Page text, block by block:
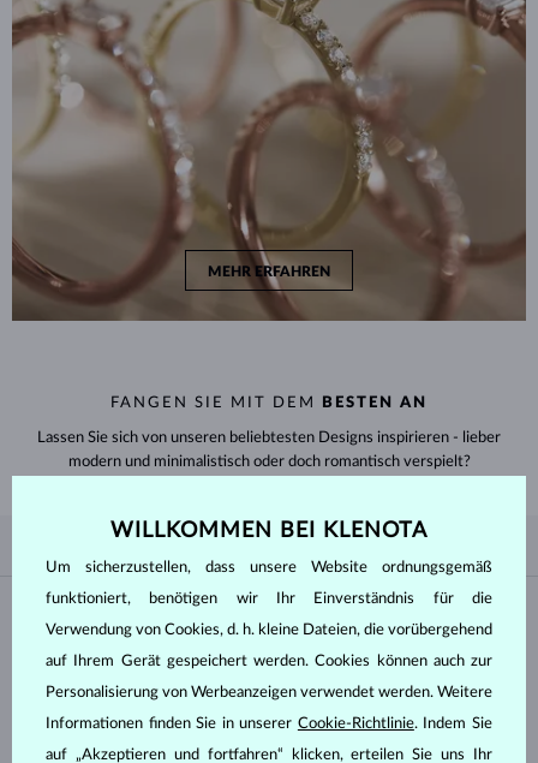
MEHR ERFAHREN
FANGEN SIE MIT DEM BESTEN AN
Lassen Sie sich von unseren beliebtesten Designs inspirieren - lieber
modern und minimalistisch oder doch romantisch verspielt?
Material
ROSÉGOLD
WILLKOMMEN BEI KLENOTA
Um sicherzustellen, dass unsere Website ordnungsgemäß
funktioniert, benötigen wir Ihr Einverständnis für die
Verwendung von Cookies, d. h. kleine Dateien, die vorübergehend
auf Ihrem Gerät gespeichert werden. Cookies können auch zur
Personalisierung von Werbeanzeigen verwendet werden. Weitere
Informationen finden Sie in unserer Cookie-Richtlinie. Indem Sie
auf „Akzeptieren und fortfahren“ klicken, erteilen Sie uns Ihr